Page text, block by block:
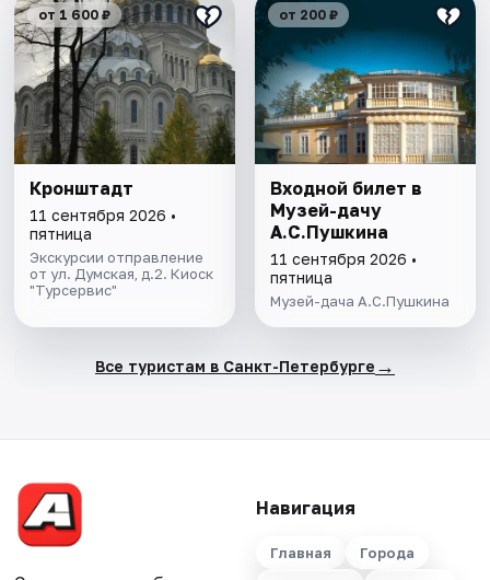
от 1 600 ₽
Кронштадт
11 сентября 2026 •
пятница
Экскурсии отправление
от ул. Думская, д.2. Киоск
"Турсервис"
от 200 ₽
Входной билет в
Музей-дачу
А.С.Пушкина
11 сентября 2026 •
пятница
Музей-дача А.С.Пушкина
Все туристам в Санкт-Петербурге →
Навигация
Главная
Города